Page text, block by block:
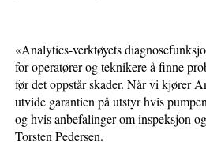
«Analytics-verktøyets
for operatører og teknikere å finne
før det oppstår skader. Når vi kjører
utvide garantien på utstyr hvis
og hvis anbefalinger om inspeksjon
Torsten Pedersen.